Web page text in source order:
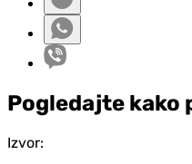
Pogledajte kako
Izvor: